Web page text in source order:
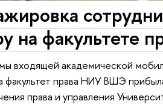
на
входящей академической
факультет права НИУ ВШЭ
права и управления